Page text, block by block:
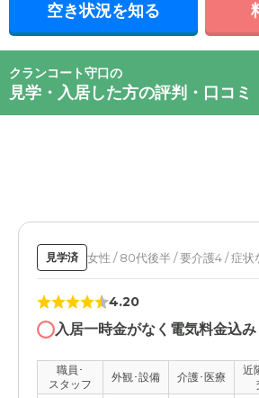
空き状況を知る
クランコート守口の
見学・入居した方の評判・口コミ
見学済 女性 / 80代後半 / 要介護4 / 症状
4.20
入居一時金がなく電気料金込み
職員･
スタッフ
外観･設備 介護･医療
近